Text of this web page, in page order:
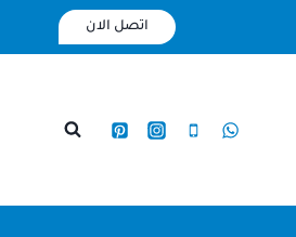
اتصل الان